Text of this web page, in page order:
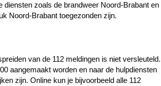
zoals de brandweer Noord-Brabant en
Noord-Brabant toegezonden zijn.
van de 112 meldingen is niet versleuteld.
aangemaakt worden en naar de hulpdiensten
zijn. Online kun je bijvoorbeeld alle 112